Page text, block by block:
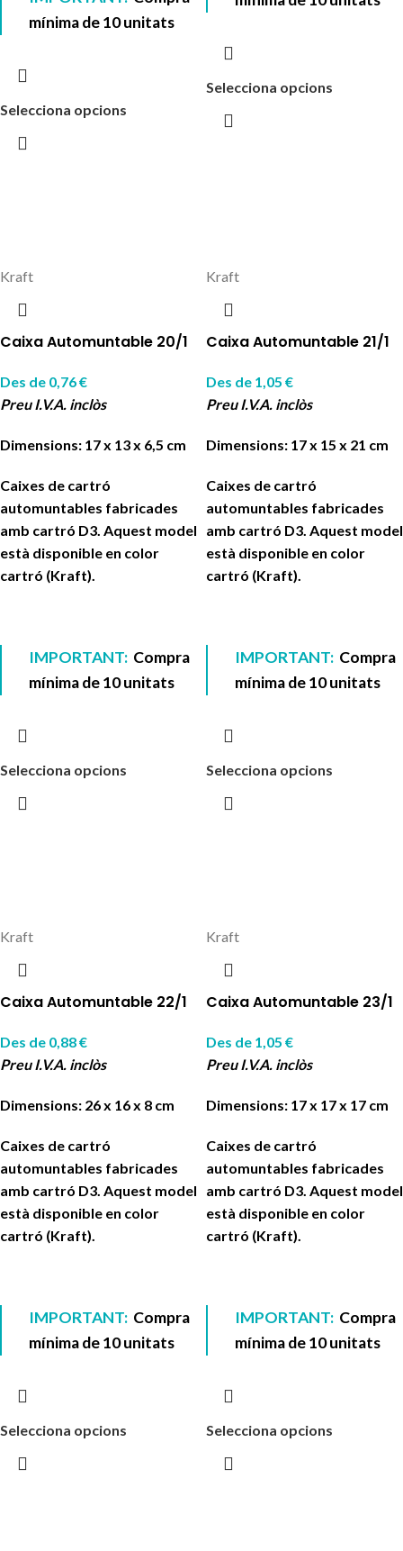
mínima de 10 unitats
Selecciona opcions
Selecciona opcions
Kraft
Caixa Automuntable 20/1
Des de 0,76€
Preu I.V.A. inclòs
Dimensions: 17 x 13 x 6,5 cm
Caixes de cartró
automuntables fabricades
amb cartró D3. Aquest model
està disponible en color
cartró (Kraft).
IMPORTANT: Compra
mínima de 10 unitats
Selecciona opcions
Kraft
Caixa Automuntable 21/1
Des de 1,05 €
Preu I.V.A. inclòs
Dimensions: 17 x 15 x 21 cm
Caixes de cartró
automuntables fabricades
amb cartró D3. Aquest model
està disponible en color
cartró (Kraft).
IMPORTANT: Compra
mínima de 10 unitats
Selecciona opcions
Kraft
Caixa Automuntable 22/1
Des de 0,88€
Preu I.V.A. inclòs
Dimensions: 26 x 16 x 8 cm
Caixes de cartró
automuntables fabricades
amb cartró D3. Aquest model
està disponible en color
cartró (Kraft).
IMPORTANT: Compra
mínima de 10 unitats
Selecciona opcions
Kraft
Caixa Automuntable 23/1
Des de 1,05 €
Preu I.V.A. inclòs
Dimensions: 17 x 17 x 17 cm
Caixes de cartró
automuntables fabricades
amb cartró D3. Aquest model
està disponible en color
cartró (Kraft).
IMPORTANT: Compra
mínima de 10 unitats
Selecciona opcions